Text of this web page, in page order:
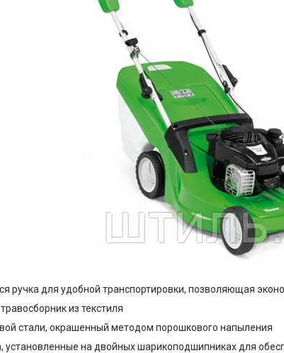
ручка для удобной транспортировки, позволяющая
из текстиля
стали, окрашенный методом порошкового напыления
установленные на двойных шарикоподшипниках для